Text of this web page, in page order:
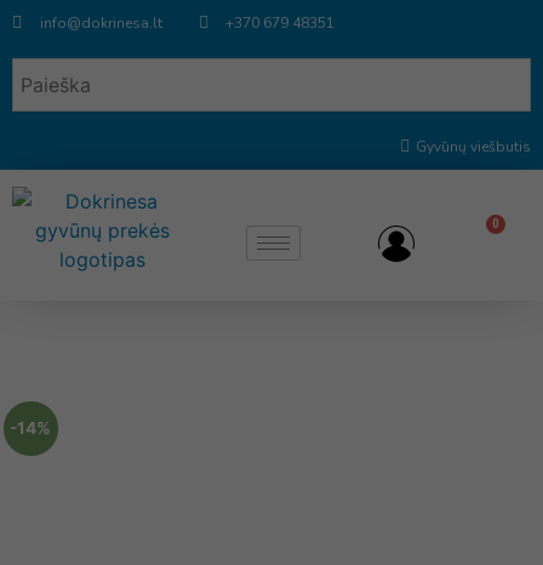
info@dokrinesa.lt +370 679 48351
Gyvūnų viešbutis
0
-14%